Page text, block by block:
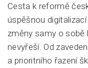
Cesta k reformě
úspěšnou
změny samy o sobě
nevyřeší. Od
a prioritního řazení